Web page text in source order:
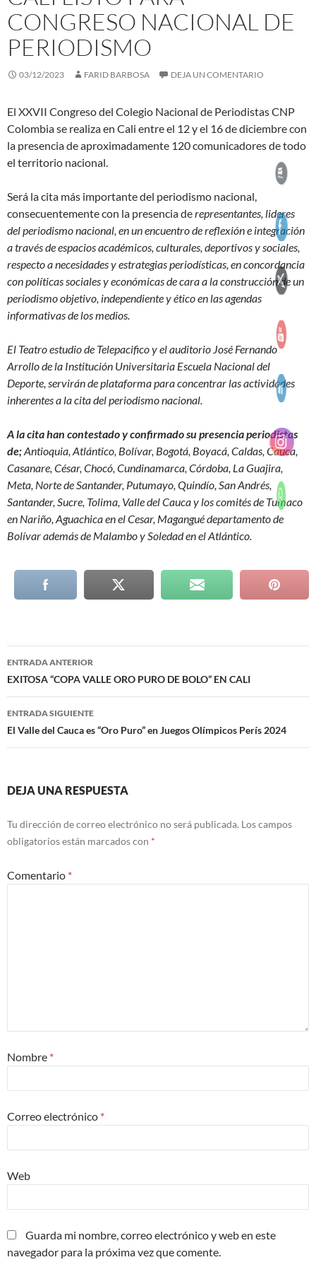
CONGRESO NACIONAL DE
PERIODISMO
03/12/2023 FARID BARBOSA DEJA UN COMENTARIO
El XXVII Congreso del Colegio Nacional de Periodistas CNP
Colombia se realiza en Cali entre el 12 y el 16 de diciembre con
la presencia de aproximadamente 120 comunicadores de todo
el territorio nacional.
Será la cita más importante del periodismo nacional,
consecuentemente con la presencia derepresentantes, lideres
del periodismo nacional, en un encuentro de reflexión e integración
a través de espacios académicos, culturales, deportivos y sociales,
respecto a necesidades y estrategias periodísticas, en concordancia
con políticas sociales y económicas de cara a la construcción de un
periodismo objetivo, independiente y ético en las agendas
informativas de los medios.
El Teatro estudio de Telepacifico y el auditorio José Fernando
Arrollo de la Institución Universitaria Escuela Nacional del
Deporte, servirán de plataforma para concentrar las actividades
inherentes a la cita del periodismo nacional.
A la cita han contestado y confirmado su presencia periodistas
de;Antioquia, Atlántico, Bolívar, Bogotá, Boyacá, Caldas, Cauca,
Casanare, César, Chocó, Cundinamarca, Córdoba, La Guajira,
Meta, Norte de Santander, Putumayo, Quindío, San Andrés,
Santander, Sucre, Tolima, Valle del Cauca y los comités de Tumaco
en Nariño, Aguachica en el Cesar, Magangué departamento de
Bolívar además de Malambo y Soledad en el Atlántico.
Navegación
de
entradas
ENTRADA ANTERIOR
EXITOSA “COPA VALLE ORO PURO DE BOLO” EN CALI
ENTRADA SIGUIENTE
El Valle del Cauca es “Oro Puro” en Juegos Olímpicos Perís 2024
DEJA UNA RESPUESTA
Tu dirección de correo electrónico no será publicada. Los campos
obligatorios están marcados con *
Comentario *
Nombre *
Correo electrónico *
Web
Guarda mi nombre, correo electrónico y web en este
navegador para la próxima vez que comente.